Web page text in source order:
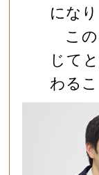
になり
こ
じて
わるこ